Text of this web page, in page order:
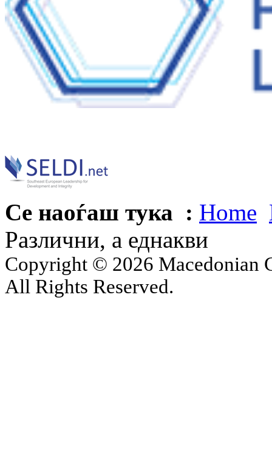
Се наоѓаш тука : Home
Различни, а еднакви
Copyright © 2026 Macedonian
All Rights Reserved.